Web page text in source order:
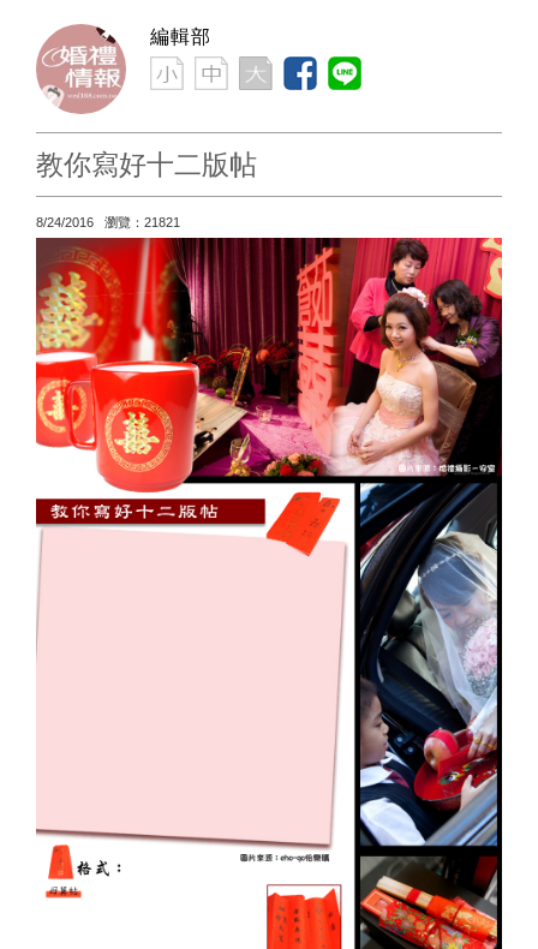
編輯部
教你寫好十二版帖
8/24/2016 瀏覽：21821